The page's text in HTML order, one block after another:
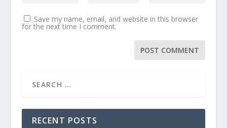
Save my name, email, and website in this browser
for the next time I comment.
RECENT POSTS